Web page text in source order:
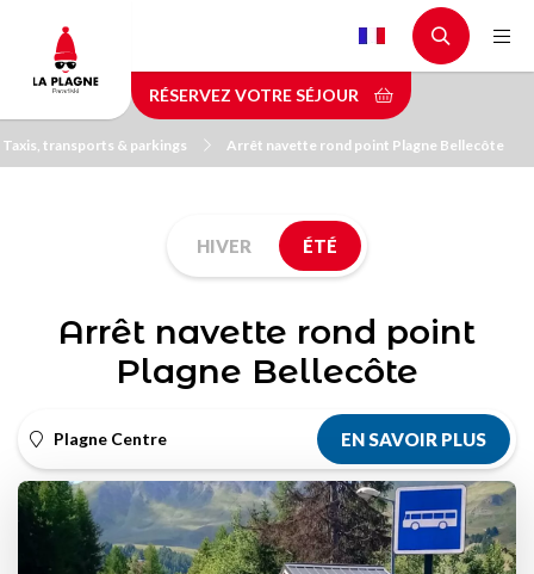
contenu
principal
RÉSERVEZ VOTRE SÉJOUR
Taxis, transports & parkings Arrêt navette rond point Plagne Bellecôte
HIVER ÉTÉ
Arrêt navette rond point
Plagne Bellecôte
Plagne Centre EN SAVOIR PLUS